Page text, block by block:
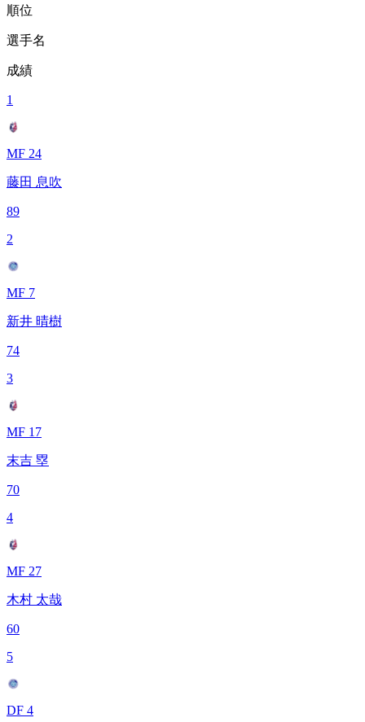
順位
選手名
成績
1
MF 24
藤田 息吹
89
2
MF 7
新井 晴樹
74
3
MF 17
末吉 塁
70
4
MF 27
木村 太哉
60
5
DF 4